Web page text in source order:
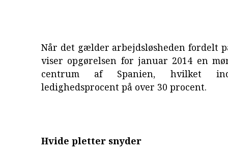
Når det gælder arbejdsløsheden fordelt
viser opgørelsen for januar 2014 en
centrum af Spanien, hvilket
ledighedsprocent på over 30 procent.
Hvide pletter snyder